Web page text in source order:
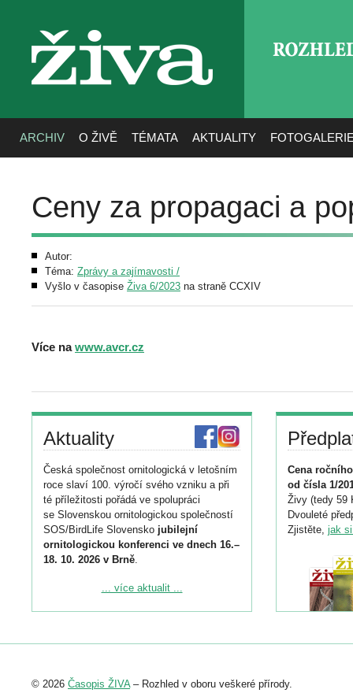
živa
ARCHIV O ŽIVĚ TÉMATA AKTUALITY
Ceny za propagaci a
Autor:
Téma: Zprávy a zajímavosti /
Vyšlo v časopise Živa 6/2023 na straně CCXIV
Více nawww.avcr.cz
Aktuality
Česká společnost ornitologická v letošním
roce slaví 100. výročí svého vzniku a při
té příležitosti pořádá ve spolupráci
se Slovenskou ornitologickou společností
SOS/BirdLife Slovensko jubilejní
ornitologickou konferenci ve dnech 16.–
18. 10. 2026 v Brně.
Podrobnější informace ke konferenci
Registrovat se můžete do 6. září.
abstraktu přihlášené přednášky nebo
... více aktualit ...
Cena
od čísla 1/
Živy (tedy 59
Dvouleté
Zjistěte, jak
© 2026 Časopis ŽIVA– Rozhled v oboru veškeré přírody.